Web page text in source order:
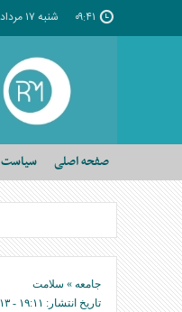
۰۹:۴۱ شنبه ۱۷ مرداد ۱۴۰۵
صفحه اصلی سیاست
جامعه » سلامت
تاریخ انتشار: ۱۹:۱۱ - ۱۳ خرداد ۱۴۰۱ -